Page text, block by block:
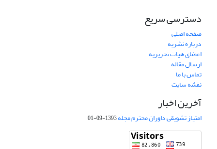
دسترسی سریع
صفحه اصلی
درباره نشریه
اعضای هیات تحریریه
ارسال مقاله
تماس با ما
نقشه سایت
آخرین اخبار
امتیاز تشویقی داوران محترم مجله1393-09-01